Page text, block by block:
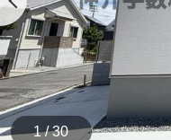
1 / 30